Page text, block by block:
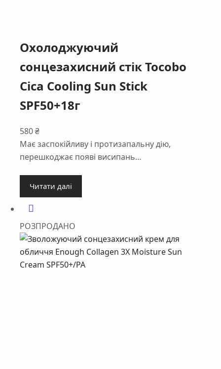
Охолоджуючий
сонцезахисний стік Tocobo
Cica Cooling Sun Stick
SPF50+18г
580₴
Має заспокійливу і протизапальну дію,
перешкоджає появі висипань…
Читати далі
РОЗПРОДАНО